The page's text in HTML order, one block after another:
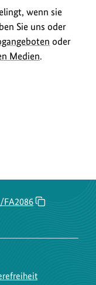
wenn sie
Sie uns oder
oder
Medien.
FA2086